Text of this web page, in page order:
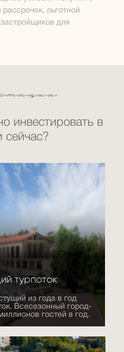
льготной
для
инвестировать в
сейчас?
из года в год
Всесезонный город-
гостей в год.
турпоток